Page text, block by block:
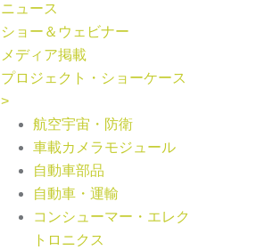
ニュース
ショー＆ウェビナー
メディア掲載
プロジェクト・ショーケース
>
航空宇宙・防衛
車載カメラモジュール
自動車部品
自動車・運輸
コンシューマー・エレク
トロニクス